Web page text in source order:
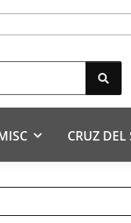
CRUZ DEL